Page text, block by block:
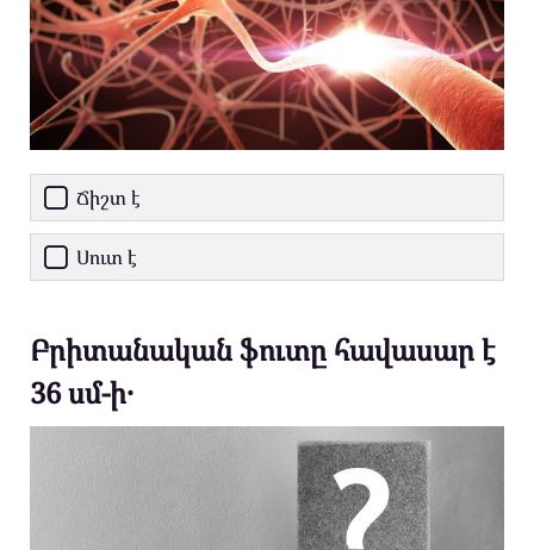
Ճիշտ է
Սուտ է
Բրիտանական ֆուտը հավասար է
36 սմ-ի․